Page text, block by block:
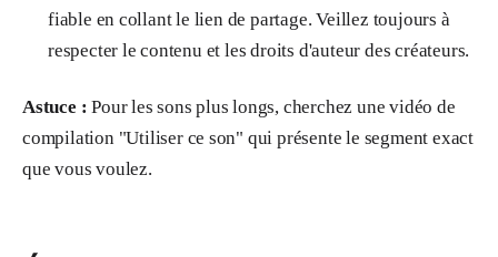
fiable en collant le lien de partage. Veillez toujours à
respecter le contenu et les droits d'auteur des créateurs.
Astuce : Pour les sons plus longs, cherchez une vidéo de
compilation "Utiliser ce son" qui présente le segment exact
que vous voulez.